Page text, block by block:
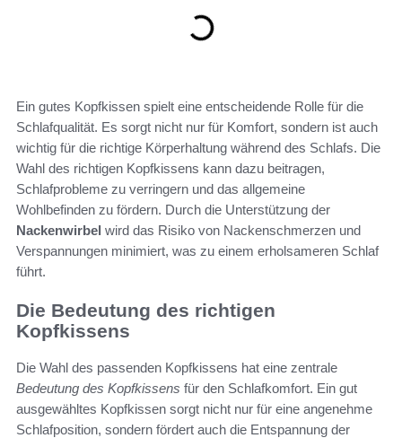
Ein gutes Kopfkissen spielt eine entscheidende Rolle für die
Schlafqualität. Es sorgt nicht nur für Komfort, sondern ist auch
wichtig für die richtige Körperhaltung während des Schlafs. Die
Wahl des richtigen Kopfkissens kann dazu beitragen,
Schlafprobleme zu verringern und das allgemeine
Wohlbefinden zu fördern. Durch die Unterstützung der
Nackenwirbel wird das Risiko von Nackenschmerzen und
Verspannungen minimiert, was zu einem erholsameren Schlaf
führt.
Die Bedeutung des richtigen
Kopfkissens
Die Wahl des passenden Kopfkissens hat eine zentrale
Bedeutung des Kopfkissens für den Schlafkomfort. Ein gut
ausgewähltes Kopfkissen sorgt nicht nur für eine angenehme
Schlafposition, sondern fördert auch die Entspannung der